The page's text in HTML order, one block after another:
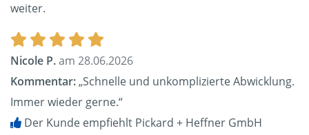
weiter.
Nicole P.am 28.06.2026
Kommentar:„Schnelle und unkomplizierte Abwicklung.
Immer wieder gerne.“
Der Kunde empfiehlt Pickard + Heffner GmbH